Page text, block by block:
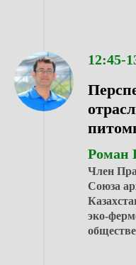
12:45-
Роман
Член
Союза
эко-